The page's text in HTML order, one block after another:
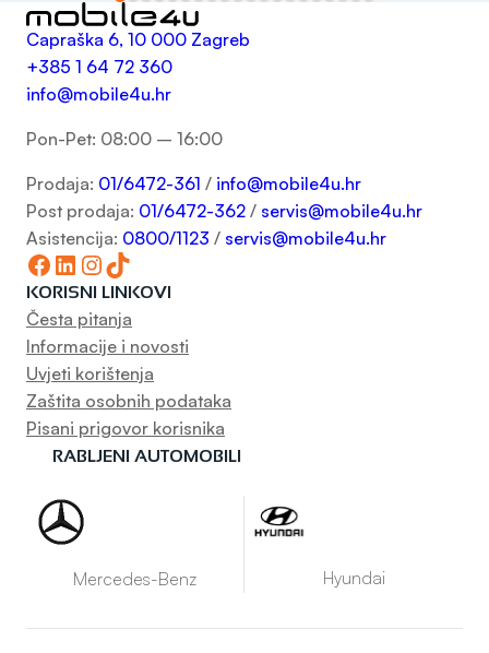
Capraška 6, 10 000 Zagreb
+385 1 64 72 360
info@mobile4u.hr
Pon-Pet: 08:00 – 16:00
Prodaja: 01/6472-361 / info@mobile4u.hr
Post prodaja: 01/6472-362 / servis@mobile4u.hr
Asistencija: 0800/1123 / servis@mobile4u.hr
Facebook LinkedIn InstagramTikTok
KORISNI LINKOVI
Česta pitanja
Informacije i novosti
Uvjeti korištenja
Zaštita osobnih podataka
Pisani prigovor korisnika
RABLJENI AUTOMOBILI
Mercedes-Benz Hyundai